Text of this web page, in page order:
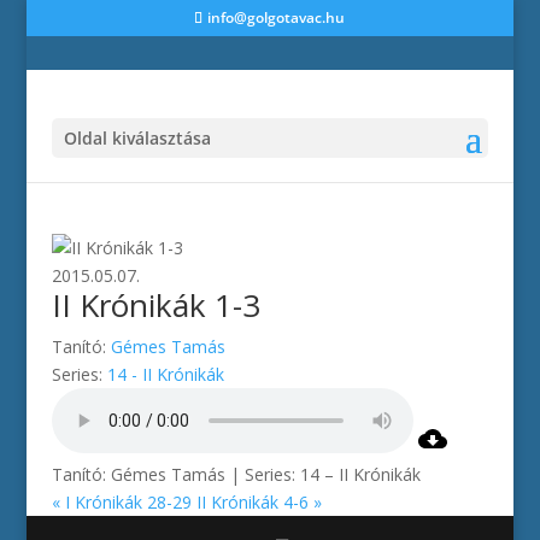
info@golgotavac.hu
Oldal kiválasztása
2015.05.07.
II Krónikák 1-3
Tanító: Gémes Tamás
Series: 14 - II Krónikák
Tanító: Gémes Tamás | Series: 14 – II Krónikák
« I Krónikák 28-29 II Krónikák 4-6 »